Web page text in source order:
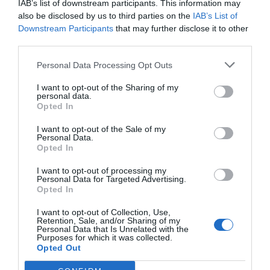
IAB’s list of downstream participants. This information may
also be disclosed by us to third parties on the IAB’s List of
Downstream Participants that may further disclose it to other
Personal Data Processing Opt Outs
I want to opt-out of the Sharing of my
personal data.
Opted In
I want to opt-out of the Sale of my
Personal Data.
Opted In
I want to opt-out of processing my
Personal Data for Targeted Advertising.
Opted In
I want to opt-out of Collection, Use,
Retention, Sale, and/or Sharing of my
Personal Data that Is Unrelated with the
Purposes for which it was collected.
Opted Out
Andrea Franceschi, giornalista, Il
Sole24Ore; Sara Poma, Head of Branded
Il programma nella Sala VareseVive
le fake news e i diritti dei lettori: il
mercato dell’informazione secondo i
giovani
mondo dell’informazione? Come si
informano i più giovani, di quali testate si
fidano e cosa chiedono al giornalismo? I